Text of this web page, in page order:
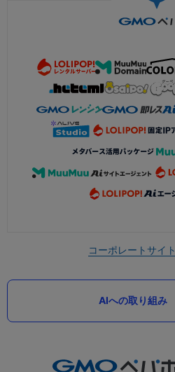
コーポレートサイト
AIへの取り組み